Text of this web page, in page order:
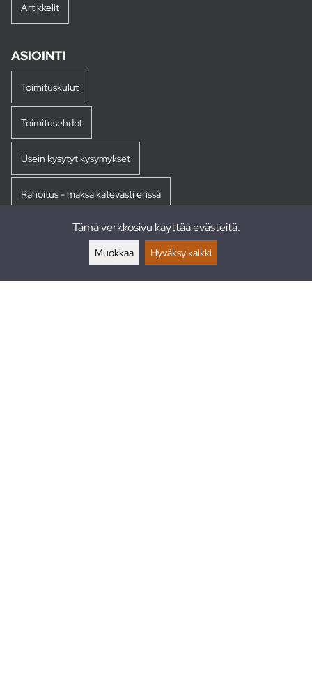
Artikkelit
ASIOINTI
Toimituskulut
Toimitusehdot
Usein kysytyt kysymykset
Rahoitus - maksa kätevästi erissä
Tämä verkkosivu käyttää evästeitä.
Muokkaa Hyväksy kaikki